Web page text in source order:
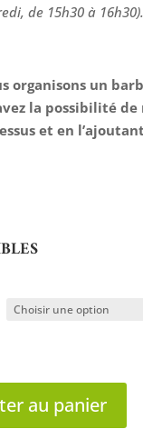
de 15h30 à
organisons un
la possibilité
et en
au panier